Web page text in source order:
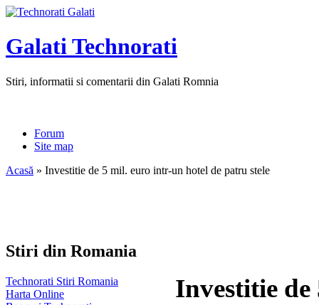
Galati Technorati
Stiri, informatii si comentarii din Galati Romnia
Forum
Site map
Acasă » Investitie de 5 mil. euro intr-un hotel de patru stele
Stiri din Romania
Technorati Stiri Romania
Harta Online
Investitie